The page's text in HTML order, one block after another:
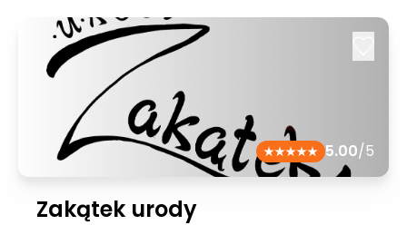
5.00/5
Zakątek urody